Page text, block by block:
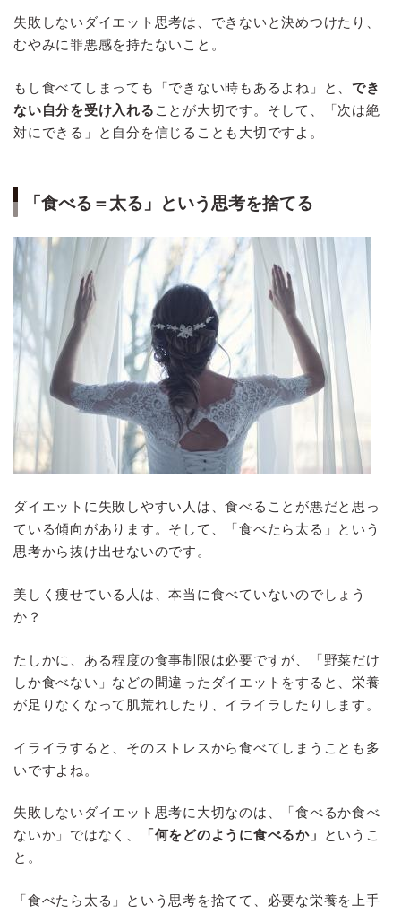
失敗しないダイエット思考は、できないと決めつけたり、
むやみに罪悪感を持たないこと。
もし食べてしまっても「できない時もあるよね」と、でき
ない自分を受け入れる ことが大切です。そして、「次は絶
対にできる」と自分を信じることも大切ですよ。
「食べる＝太る」という思考を捨てる
ダイエットに失敗しやすい人は、食べることが悪だと思っ
ている傾向があります。そして、「食べたら太る」という
思考から抜け出せないのです。
美しく痩せている人は、本当に食べていないのでしょう
か？
たしかに、ある程度の食事制限は必要ですが、「野菜だけ
しか食べない」などの間違ったダイエットをすると、栄養
が足りなくなって肌荒れしたり、イライラしたりします。
イライラすると、そのストレスから食べてしまうことも多
いですよね。
失敗しないダイエット思考に大切なのは、「食べるか食べ
ないか」ではなく、
「何をどのように食べるか」
というこ
と。
「食べたら太る」という思考を捨てて、必要な栄養を上手